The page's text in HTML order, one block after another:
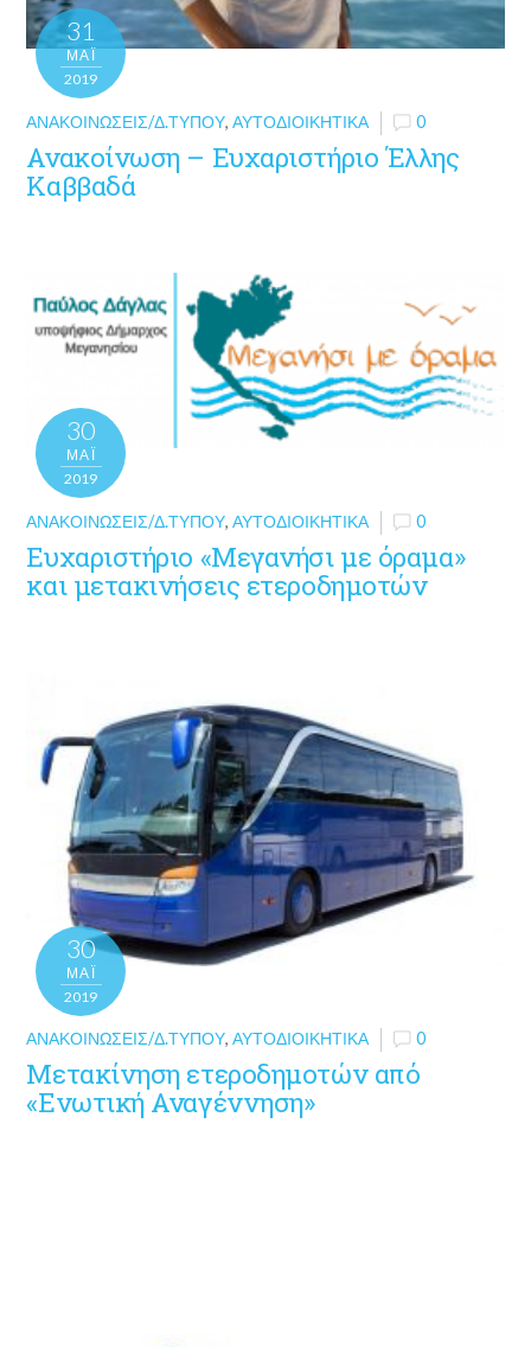
31
ΜΑΪ́
2019
ΑΝΑΚΟΙΝΏΣΕΙΣ/Δ.ΤΎΠΟΥ,ΑΥΤΟΔΙΟΙΚΗΤΙΚΆ 0
Ανακοίνωση – Ευχαριστήριο Έλλης
Καββαδά
30
ΜΑΪ́
2019
ΑΝΑΚΟΙΝΏΣΕΙΣ/Δ.ΤΎΠΟΥ,ΑΥΤΟΔΙΟΙΚΗΤΙΚΆ 0
Ευχαριστήριο «Μεγανήσι με όραμα»
και μετακινήσεις ετεροδημοτών
30
ΜΑΪ́
2019
ΑΝΑΚΟΙΝΏΣΕΙΣ/Δ.ΤΎΠΟΥ,ΑΥΤΟΔΙΟΙΚΗΤΙΚΆ 0
Μετακίνηση ετεροδημοτών από
«Ενωτική Αναγέννηση»